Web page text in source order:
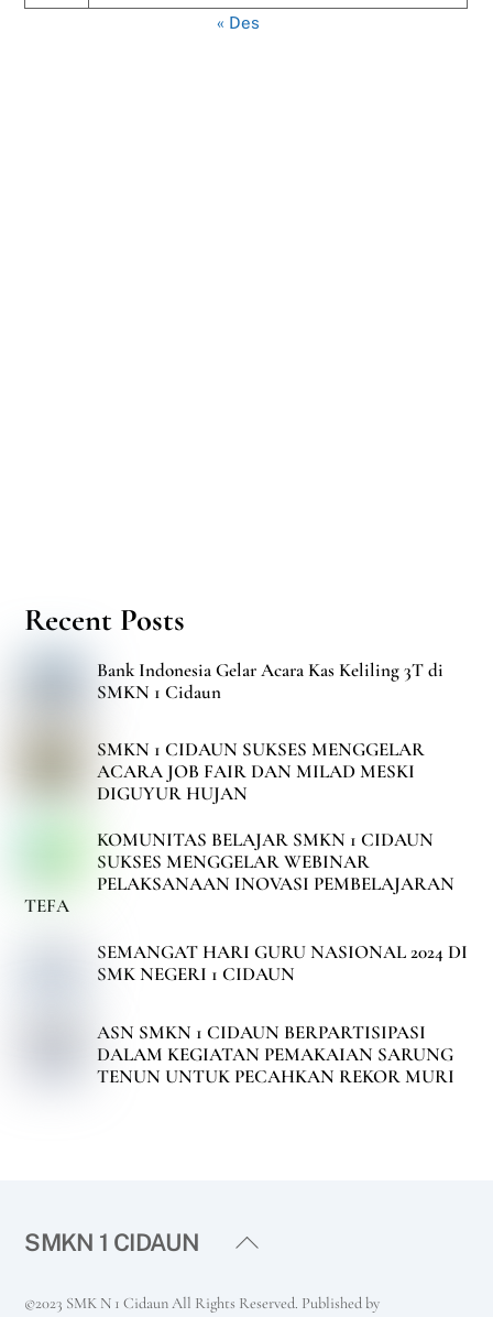
« Des
Recent Posts
Bank Indonesia Gelar Acara Kas Keliling 3T di
SMKN 1 Cidaun
SMKN 1 CIDAUN SUKSES MENGGELAR
ACARA JOB FAIR DAN MILAD MESKI
DIGUYUR HUJAN
KOMUNITAS BELAJAR SMKN 1 CIDAUN
SUKSES MENGGELAR WEBINAR
PELAKSANAAN INOVASI PEMBELAJARAN
TEFA
SEMANGAT HARI GURU NASIONAL 2024 DI
SMK NEGERI 1 CIDAUN
ASN SMKN 1 CIDAUN BERPARTISIPASI
DALAM KEGIATAN PEMAKAIAN SARUNG
TENUN UNTUK PECAHKAN REKOR MURI
Back
Top
SMKN 1 CIDAUN
©2023 SMK N 1 Cidaun All Rights Reserved. Published by